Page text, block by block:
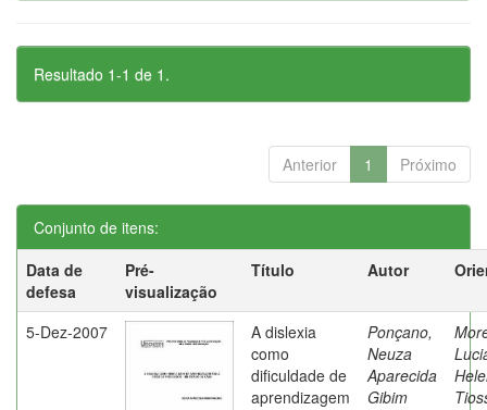
Resultado 1-1 de 1.
Anterior 1 Próximo
Conjunto de itens:
Data de
defesa
Pré-
visualização
Título Autor
5-Dez-2007
A dislexia
como
dificuldade de
aprendizagem
Ponçano,
Neuza
Aparecida
Gibim